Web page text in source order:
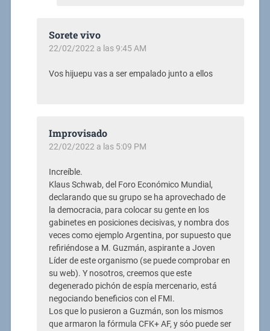
Sorete vivo
22/02/2022 a las 9:45 AM
Vos hijuepu vas a ser empalado junto a ellos
Improvisado
22/02/2022 a las 5:09 PM
Increíble.
Klaus Schwab, del Foro Económico Mundial,
declarando que su grupo se ha aprovechado de
la democracia, para colocar su gente en los
gabinetes en posiciones decisivas, y nombra dos
veces como ejemplo Argentina, por supuesto que
refiriéndose a M. Guzmán, aspirante a Joven
Líder de este organismo (se puede comprobar en
su web). Y nosotros, creemos que este
degenerado pichón de espía mercenario, está
negociando beneficios con el FMI.
Los que lo pusieron a Guzmán, son los mismos
que armaron la fórmula CFK+ AF, y sóo puede ser